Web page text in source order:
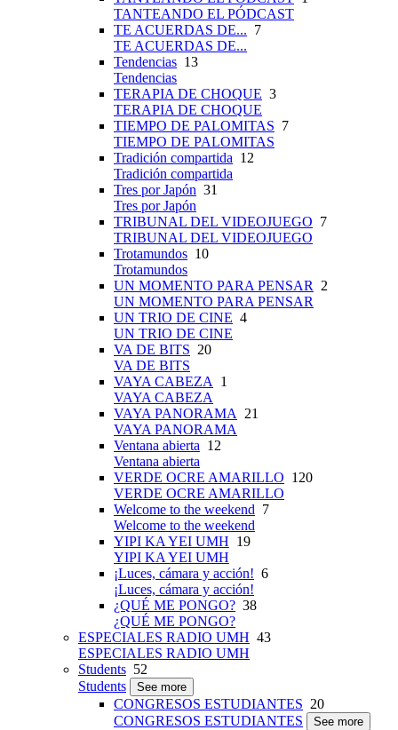
TANTEANDO EL PÓDCAST
TE ACUERDAS DE... 7
TE ACUERDAS DE...
Tendencias 13
Tendencias
TERAPIA DE CHOQUE 3
TERAPIA DE CHOQUE
TIEMPO DE PALOMITAS 7
TIEMPO DE PALOMITAS
Tradición compartida 12
Tradición compartida
Tres por Japón 31
Tres por Japón
TRIBUNAL DEL VIDEOJUEGO 7
TRIBUNAL DEL VIDEOJUEGO
Trotamundos 10
Trotamundos
UN MOMENTO PARA PENSAR
2
UN MOMENTO PARA PENSAR
UN TRIO DE CINE 4
UN TRIO DE CINE
VA DE BITS 20
VA DE BITS
VAYA CABEZA
1
VAYA CABEZA
VAYA PANORAMA
21
VAYA PANORAMA
Ventana abierta 12
Ventana abierta
VERDE OCRE AMARILLO 120
VERDE OCRE AMARILLO
Welcome to the weekend 7
Welcome to the weekend
YIPI KA YEI UMH 19
YIPI KA YEI UMH
¡Luces, cámara y acción! 6
¡Luces, cámara y acción!
¿QUÉ ME PONGO? 38
¿QUÉ ME PONGO?
ESPECIALES RADIO UMH 43
ESPECIALES RADIO UMH
Students 52
Students
See more
CONGRESOS ESTUDIANTES 20
CONGRESOS ESTUDIANTES
See more